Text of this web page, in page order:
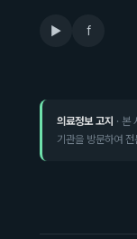
▶ f
의료정보 고지 · 본
기관을 방문하여